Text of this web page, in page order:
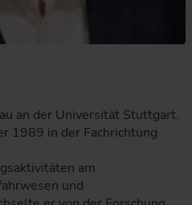
an der Universität Stuttgart.
1989 in der Fachrichtung
am
und